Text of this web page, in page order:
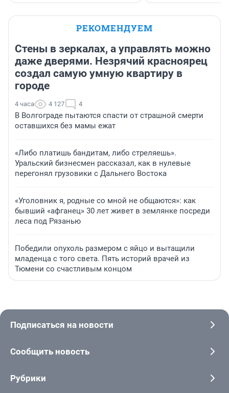
РЕКОМЕНДУЕМ
Стены в зеркалах, а управлять можно
даже дверями. Незрячий красноярец
создал самую умную квартиру в
городе
4 часа 4 127 4
В Волгограде пытаются спасти от страшной смерти
оставшихся без мамы ежат
«Либо платишь бандитам, либо стреляешь».
Уральский бизнесмен рассказал, как в нулевые
перегонял грузовики с Дальнего Востока
«Уголовник я, родные со мной не общаются»: как
бывший «афганец» 30 лет живет в землянке посреди
леса под Рязанью
Победили опухоль размером с яйцо и вытащили
младенца с того света. Пять историй врачей из
Тюмени со счастливым концом
Подписаться на новости
Сообщить новость
Рубрики